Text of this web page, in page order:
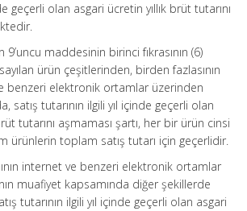
geçerli olan asgari ücretin yıllık brüt tutarını
9’uncu maddesinin birinci fıkrasının (6)
ürün çeşitlerinden, birden fazlasının
benzeri elektronik ortamlar üzerinden
satış tutarının ilgili yıl içinde geçerli olan
tutarını aşmaması şartı, her bir ürün cinsi
ürünlerin toplam satış tutarı için geçerlidir.
internet ve benzeri elektronik ortamlar
muafiyet kapsamında diğer şekillerde
tutarının ilgili yıl içinde geçerli olan asgari